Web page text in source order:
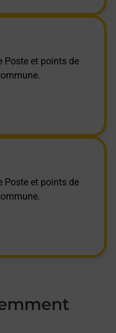
Poste et points de
Poste et points de